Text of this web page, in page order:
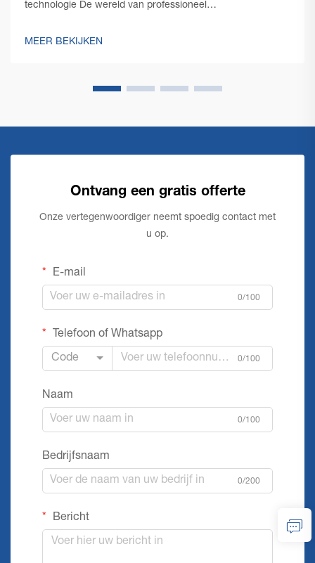
technologie De wereld van professioneel
transformatie doorgemaakt met de opkomst van
MEER BEKIJKEN
Ontvang een gratis offerte
Onze vertegenwoordiger neemt spoedig contact met
u op.
E-mail
0/100
Telefoon of Whatsapp
Code 0/100
Naam
0/100
Bedrijfsnaam
0/200
Bericht